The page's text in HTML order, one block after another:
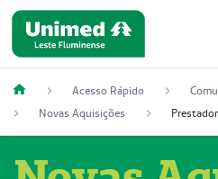
Acesso Rápido
Novas Aquisições